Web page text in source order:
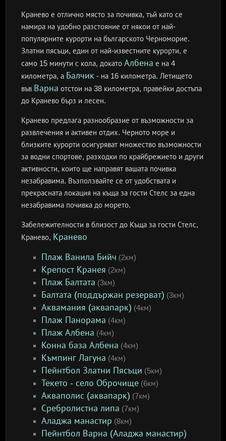
Кранево е отлично място за почивка, тъй като се
намира на удобно разстояние от някои от най-
популярните курорти на българското Черноморие.
Златни пясъци, един от най-известните курорти, е
само 15 минути с кола, докатоАлбена е на 4
километра, а Балчик - на 16 километра. Летището
във Варна отстои на 38 километра, правейки достъпа
до Кранево бърз и лесен.
Кранево предлага разнообразие от възможности за
развлечения и активен отдих. Черното море и
близките курорти осигуряват множество възможности
за водни спортове, разходки по крайбрежието и други
активности, които ще направят вашата почивка
незабравима. Възползвайте се от удобствата и
прекрасната локация на къща за гости Стелс за една
незабравима почивка до морето.
Забележителности в близост до Къща за гости Стелс,
Кранево, Кранево
Плаж Ванила Бийч (2км)
Крепост Кранея (2км)
Плаж Балтата (3км)
Балтата (поддържан резерват) (3км)
Аквамания (аквапарк) (4км)
Плаж Панорама (4км)
Плаж Албена (4км)
Конна база Албена (4км)
Къмпинг Лагуна (4км)
Пейнтбол Златни Пясъци (5км)
Текето - село Оброчище (6км)
Акваполис (аквапарк) (7км)
Сребролистна липа (7км)
Аладжа манастир (8км)
Пейнтбол Варна (Аладжа манастир)